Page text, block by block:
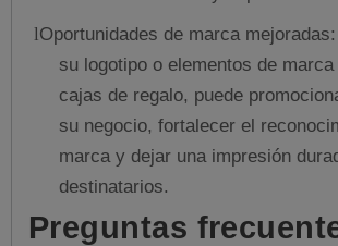
lOportunidades de marca
su logotipo o elementos de
cajas de regalo, puede
su negocio, fortalecer el
marca y dejar una impresión
destinatarios.
Preguntas